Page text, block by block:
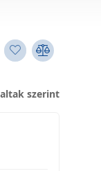
szerint